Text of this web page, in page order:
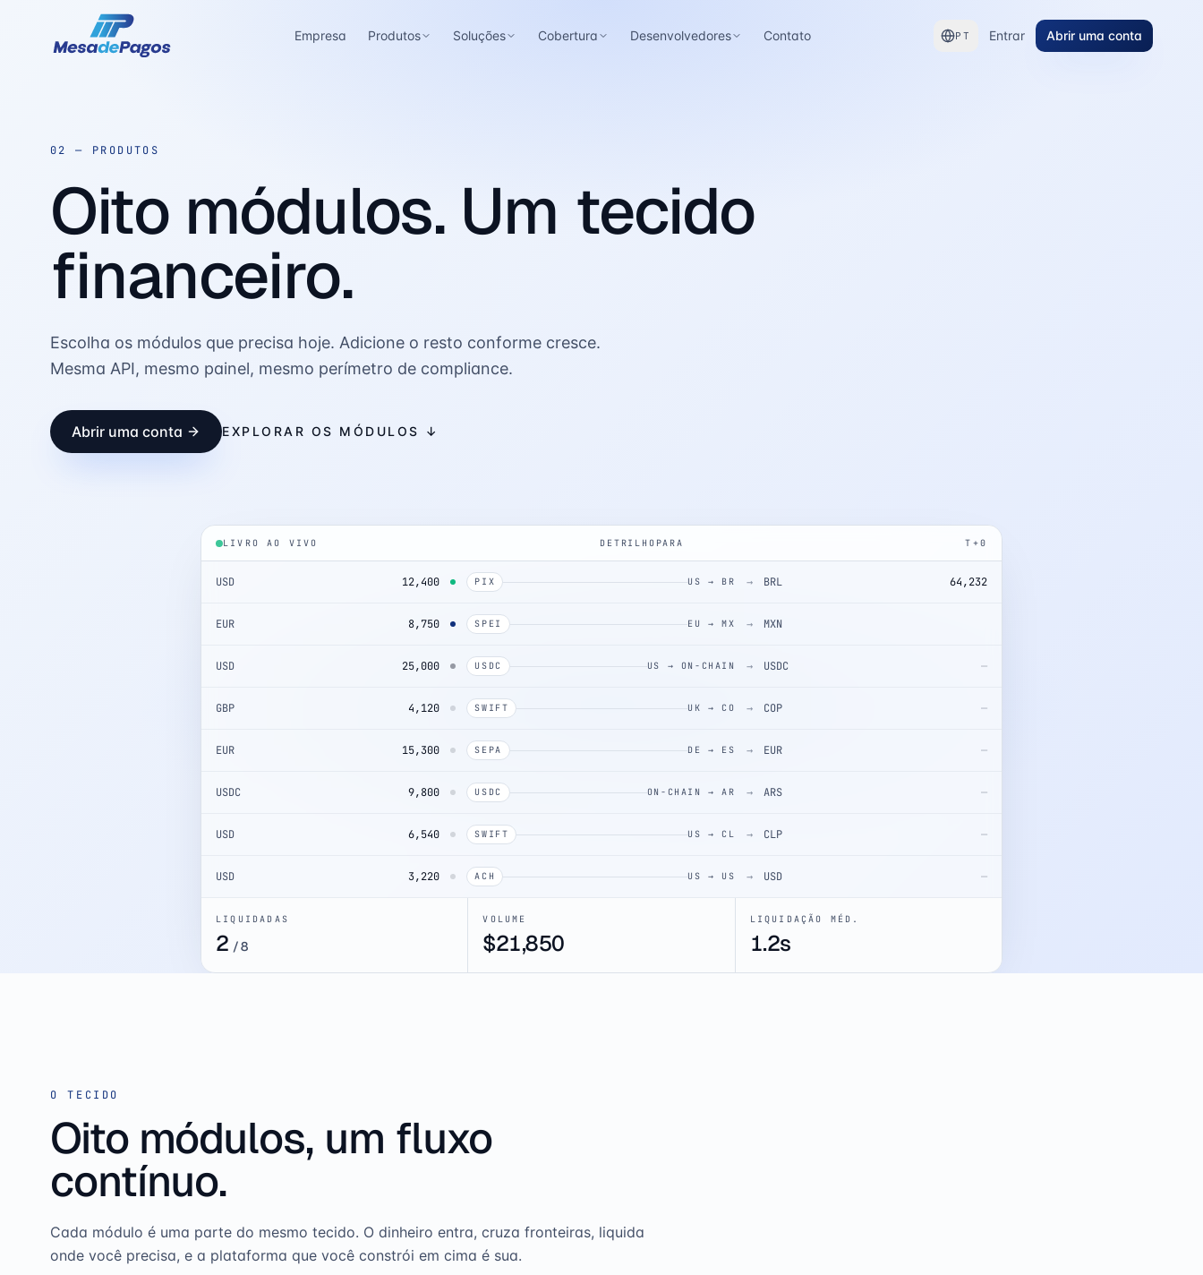
Empresa Produtos Soluções Cobertura Desenvolvedores Contato PT Entrar Abrir uma conta
02 — PRODUTOS
Oito módulos. Um tecido
financeiro.
Escolha os módulos que precisa hoje. Adicione o resto conforme cresce.
Mesma API, mesmo painel, mesmo perímetro de compliance.
Abrir uma conta EXPLORAR OS MÓDULOS ↓
LIVRO AO VIVO DETRILHO PARA T+0
USD 12,400 PIX US → BR → BRL 64,232
EUR 8,750 SPEI EU → MX → MXN
USD 25,000 USDC US → ON-CHAIN → USDC —
GBP 4,120 SWIFT UK → CO → COP —
EUR 15,300 SEPA DE → ES → EUR —
USDC 9,800 USDC ON-CHAIN → AR → ARS —
USD 6,540 SWIFT US → CL → CLP —
USD 3,220 ACH US → US → USD —
LIQUIDADAS
3 /8
VOLUME
$46,850
LIQUIDAÇÃO MÉD.
1.2s
O TECIDO
Oito módulos, um fluxo
contínuo.
Cada módulo é uma parte do mesmo tecido. O dinheiro entra, cruza fronteiras, liquida
onde você precisa, e a plataforma que você constrói em cima é sua.